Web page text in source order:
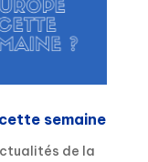
semaine
de la